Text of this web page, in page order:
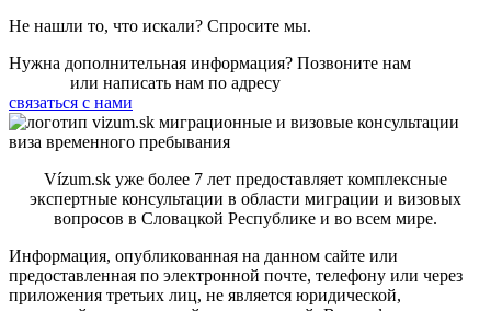
Не нашли то, что искали? Спросите мы.
Нужна дополнительная информация? Позвоните нам
или написать нам по адресу
связаться с нами
Vízum.sk уже более 7 лет предоставляет комплексные
экспертные консультации в области миграции и визовых
вопросов в Словацкой Республике и во всем мире.
Информация, опубликованная на данном сайте или
предоставленная по электронной почте, телефону или через
приложения третьих лиц, не является юридической,